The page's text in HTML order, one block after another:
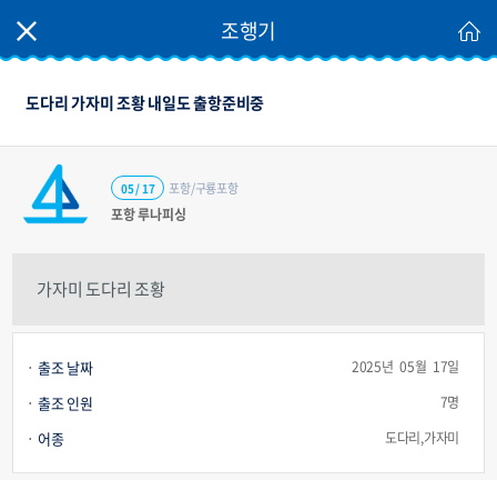
조행기
도다리 가자미 조황 내일도 출항준비중
포항 루나피싱
포항/구룡포항
05 / 17
가자미 도다리 조황
출조 날짜 2025년 05월 17일
출조 인원 7명
어종 도다리,가자미